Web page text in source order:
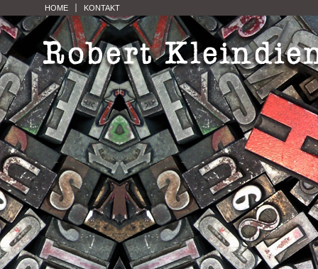
HOME KONTAKT